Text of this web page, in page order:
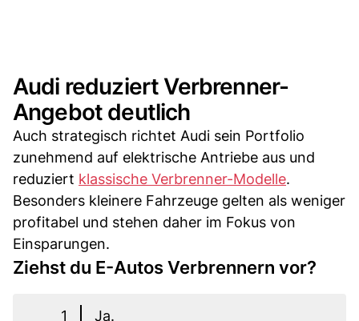
Audi reduziert Verbrenner-
Angebot deutlich
Auch strategisch richtet Audi sein Portfolio
zunehmend auf elektrische Antriebe aus und
reduziert klassische Verbrenner-Modelle.
Besonders kleinere Fahrzeuge gelten als weniger
profitabel und stehen daher im Fokus von
Einsparungen.
Ziehst du E-Autos Verbrennern vor?
1 Ja.